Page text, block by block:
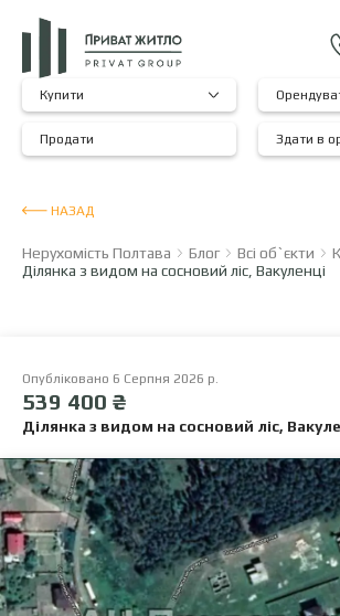
Купити
Продати Здати в
НАЗАД
Нерухомість Полтава Блог Всі об`єкти
Ділянка з видом на сосновий ліс, Вакуленці
Опубліковано 6 Серпня 2026 р.
539 400 ₴
Ділянка з видом на сосновий ліс,